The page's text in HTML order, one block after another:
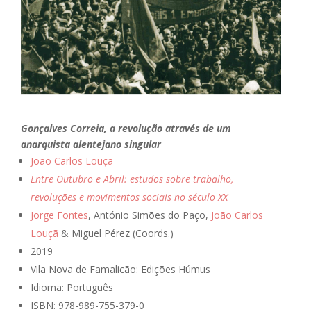
Gonçalves Correia, a revolução através de um
anarquista alentejano singular
João Carlos Louçã
Entre Outubro e Abril: estudos sobre trabalho,
revoluções e movimentos sociais no século XX
Jorge Fontes, António Simões do Paço, João Carlos
Louçã & Miguel Pérez (Coords.)
2019
Vila Nova de Famalicão: Edições Húmus
Idioma: Português
ISBN: 978-989-755-379-0